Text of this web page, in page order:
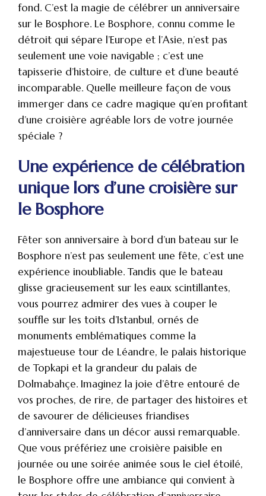
fond. C’est la magie de célébrer un anniversaire
sur le Bosphore. Le Bosphore, connu comme le
détroit qui sépare l’Europe et l’Asie, n’est pas
seulement une voie navigable ; c’est une
tapisserie d’histoire, de culture et d’une beauté
incomparable. Quelle meilleure façon de vous
immerger dans ce cadre magique qu’en profitant
d’une croisière agréable lors de votre journée
spéciale ?
Une expérience de célébration
unique lors d’une croisière sur
le Bosphore
Fêter son anniversaire à bord d’un bateau sur le
Bosphore n’est pas seulement une fête, c’est une
expérience inoubliable. Tandis que le bateau
glisse gracieusement sur les eaux scintillantes,
vous pourrez admirer des vues à couper le
souffle sur les toits d’Istanbul, ornés de
monuments emblématiques comme la
majestueuse tour de Léandre, le palais historique
de Topkapi et la grandeur du palais de
Dolmabahçe. Imaginez la joie d’être entouré de
vos proches, de rire, de partager des histoires et
de savourer de délicieuses friandises
d’anniversaire dans un décor aussi remarquable.
Que vous préfériez une croisière paisible en
journée ou une soirée animée sous le ciel étoilé,
le Bosphore offre une ambiance qui convient à